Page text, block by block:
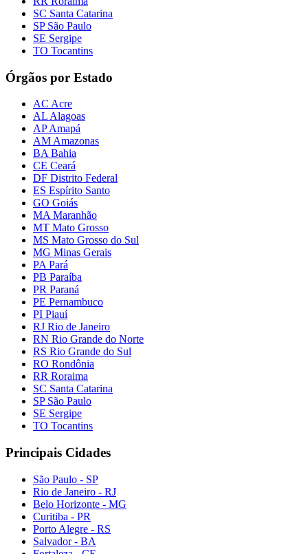
SC Santa Catarina
SP São Paulo
SE Sergipe
TO Tocantins
Órgãos por Estado
AC Acre
AL Alagoas
AP Amapá
AM Amazonas
BA Bahia
CE Ceará
DF Distrito Federal
ES Espírito Santo
GO Goiás
MA Maranhão
MT Mato Grosso
MS Mato Grosso do Sul
MG Minas Gerais
PA Pará
PB Paraíba
PR Paraná
PE Pernambuco
PI Piauí
RJ Rio de Janeiro
RN Rio Grande do Norte
RS Rio Grande do Sul
RO Rondônia
RR Roraima
SC Santa Catarina
SP São Paulo
SE Sergipe
TO Tocantins
Principais Cidades
São Paulo - SP
Rio de Janeiro - RJ
Belo Horizonte - MG
Curitiba - PR
Porto Alegre - RS
Salvador - BA